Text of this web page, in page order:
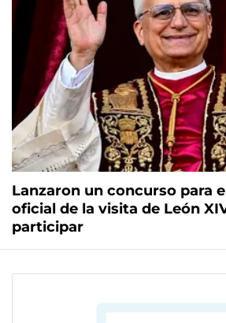
Lanzaron un concurso para
oficial de la visita de León
participar